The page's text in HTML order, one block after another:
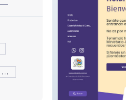
Дизайн классического сайта